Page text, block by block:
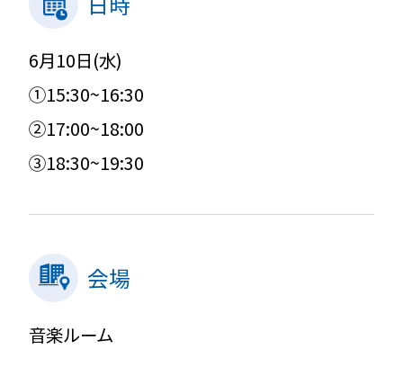
6月10日(水)
①15:30~16:30
②17:00~18:00
③18:30~19:30
会場
音楽ルーム